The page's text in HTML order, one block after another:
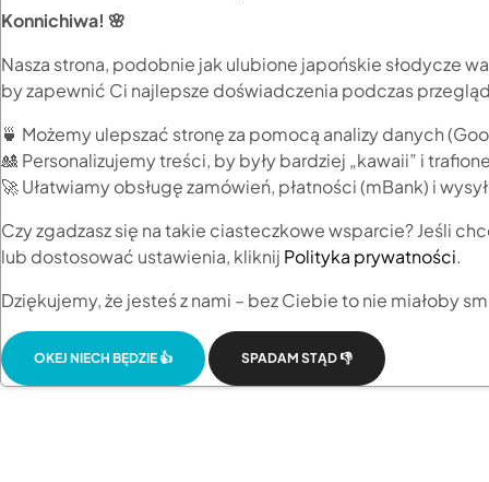
Konnichiwa! 🌸
Nasza strona, podobnie jak ulubione japońskie słodycze
by zapewnić Ci najlepsze doświadczenia podczas
🍵 Możemy ulepszać stronę za pomocą analizy danych
🎎 Personalizujemy treści, by były bardziej „kawaii” i
🚀 Ułatwiamy obsługę zamówień, płatności (mBank) i
Czy zgadzasz się na takie ciasteczkowe wsparcie? Jeśli
lub dostosować ustawienia, kliknij Polityka prywatności.
Dziękujemy, że jesteś z nami – bez Ciebie to nie miałoby
OKEJ NIECH BĘDZIE 👍 SPADAM STĄD 👎